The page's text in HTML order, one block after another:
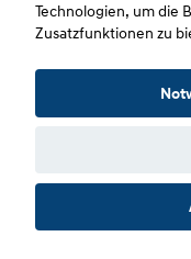
Copyright
Technologien, um die
Zusatzfunktionen zu